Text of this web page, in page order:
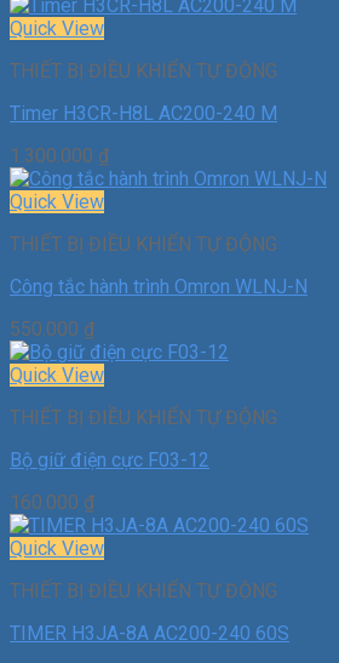
Quick View
THIẾT BỊ ĐIỀU KHIỂN TỰ ĐỘNG
Timer H3CR-H8L AC200-240 M
1.300.000 ₫
Quick View
THIẾT BỊ ĐIỀU KHIỂN TỰ ĐỘNG
Công tắc hành trình Omron WLNJ-N
550.000 ₫
Quick View
THIẾT BỊ ĐIỀU KHIỂN TỰ ĐỘNG
Bộ giữ điện cực F03-12
160.000 ₫
Quick View
THIẾT BỊ ĐIỀU KHIỂN TỰ ĐỘNG
TIMER H3JA-8A AC200-240 60S